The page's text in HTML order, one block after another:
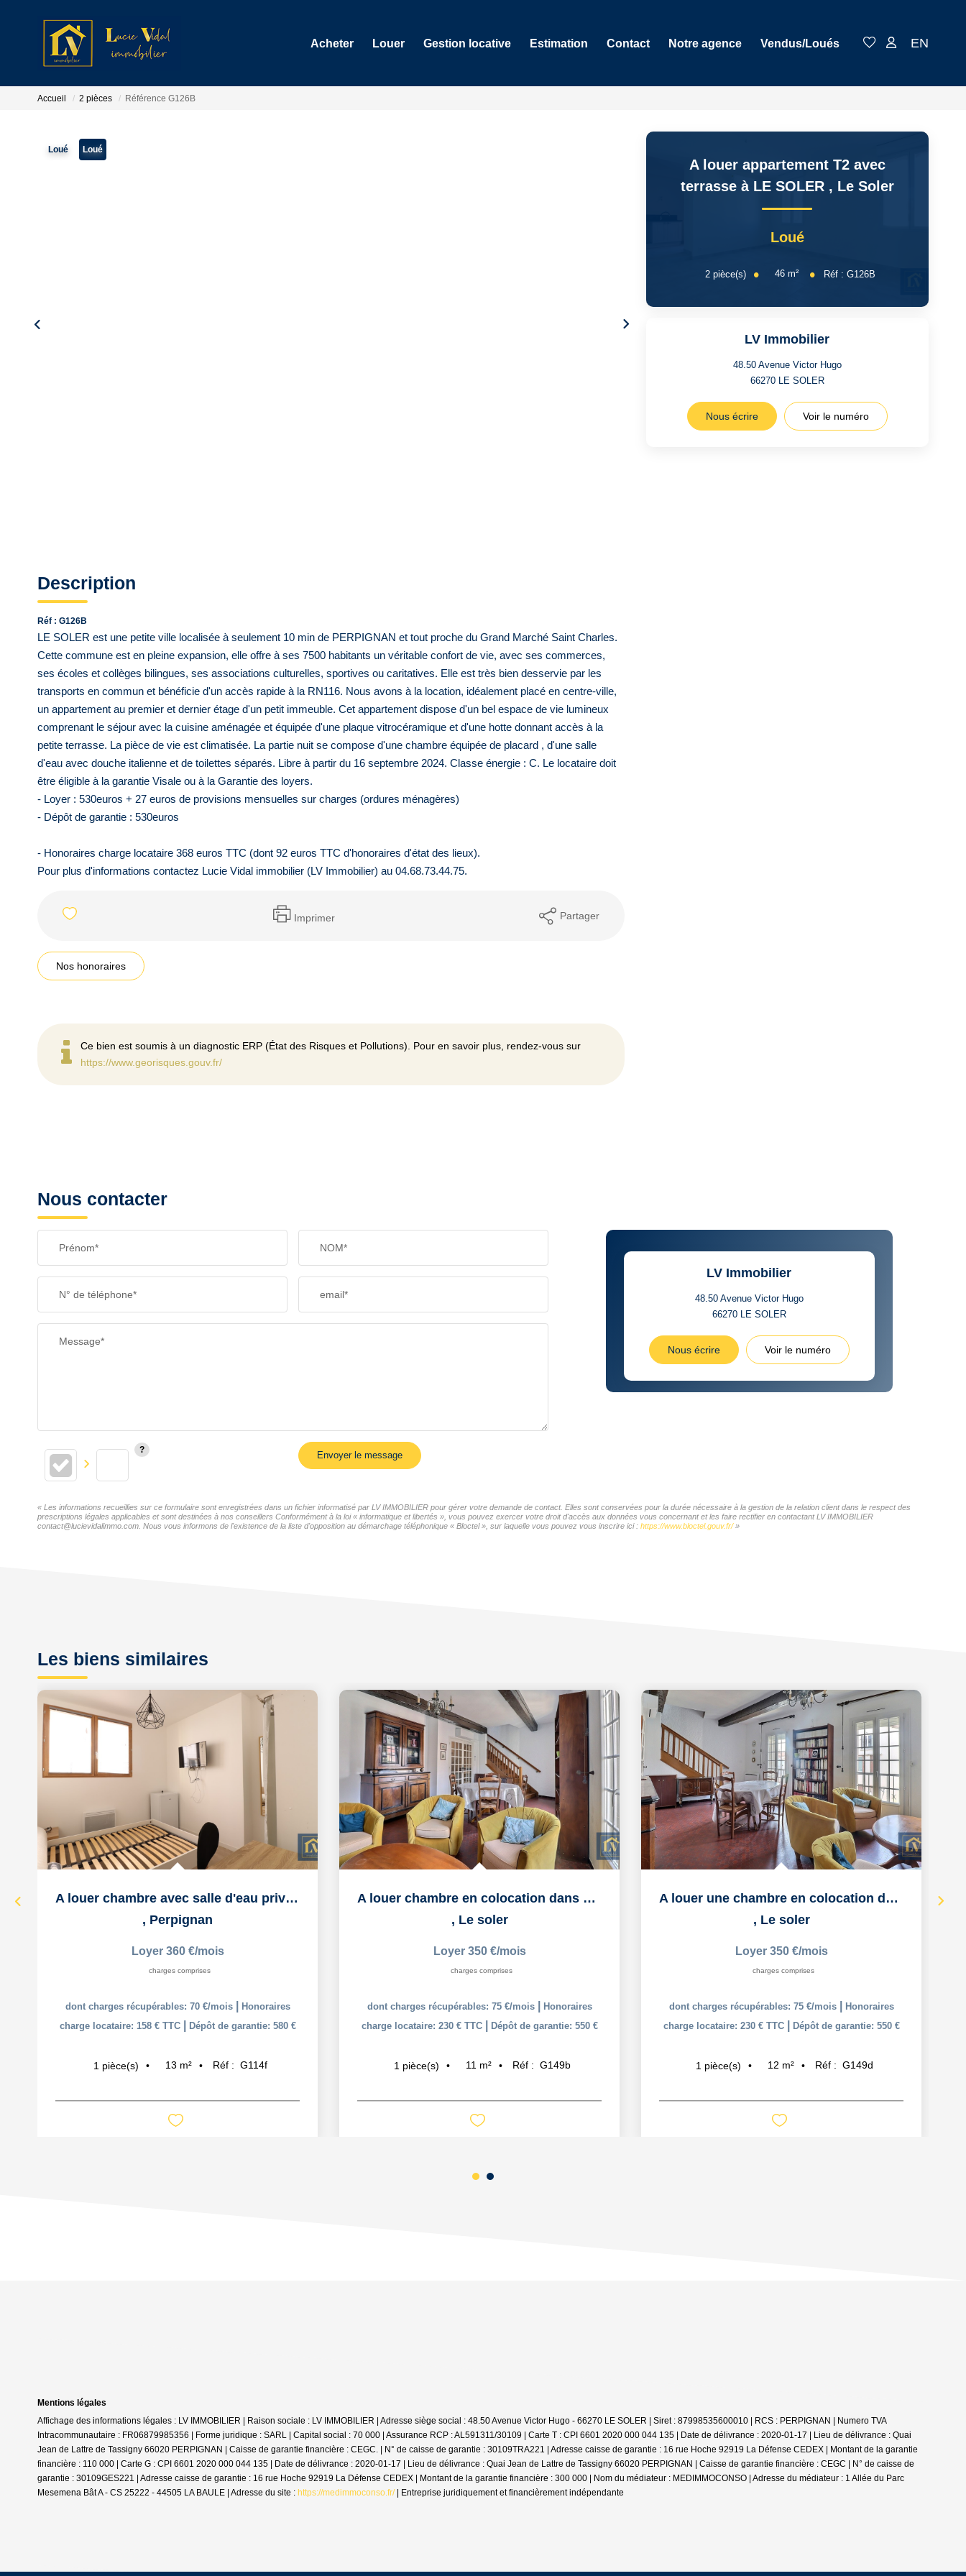
Acheter Louer Gestion locative Estimation Contact Notre agence Vendus/Loués EN
Accueil 2 pièces Référence G126B
Loué Loué
Description
Réf : G126B
LE SOLER est une petite ville localisée à seulement 10 min de PERPIGNAN et tout proche du Grand Marché Saint Charles.
Cette commune est en pleine expansion, elle offre à ses 7500 habitants un véritable confort de vie, avec ses commerces,
ses écoles et collèges bilingues, ses associations culturelles, sportives ou caritatives. Elle est très bien desservie par les
transports en commun et bénéficie d'un accès rapide à la RN116. Nous avons à la location, idéalement placé en centre-ville,
un appartement au premier et dernier étage d'un petit immeuble. Cet appartement dispose d'un bel espace de vie lumineux
comprenant le séjour avec la cuisine aménagée et équipée d'une plaque vitrocéramique et d'une hotte donnant accès à la
petite terrasse. La pièce de vie est climatisée. La partie nuit se compose d'une chambre équipée de placard , d'une salle
d'eau avec douche italienne et de toilettes séparés. Libre à partir du 16 septembre 2024. Classe énergie : C. Le locataire doit
être éligible à la garantie Visale ou à la Garantie des loyers.
- Loyer : 530euros + 27 euros de provisions mensuelles sur charges (ordures ménagères)
- Dépôt de garantie : 530euros
- Honoraires charge locataire 368 euros TTC (dont 92 euros TTC d'honoraires d'état des lieux).
Pour plus d'informations contactez Lucie Vidal immobilier (LV Immobilier) au 04.68.73.44.75.
Imprimer Partager
Nos honoraires
Ce bien est soumis à un diagnostic ERP (État des Risques et Pollutions). Pour en savoir plus, rendez-vous sur
https://www.georisques.gouv.fr/
A louer appartement T2 avec
terrasse à LE SOLER , Le Soler
Loué
2 pièce(s) 46 m² Réf : G126B
LV Immobilier
48.50 Avenue Victor Hugo
66270 LE SOLER
Nous écrire Voir le numéro
Nous contacter
Prénom* NOM*
N° de téléphone* email*
Message*
Envoyer le message
LV Immobilier
48.50 Avenue Victor Hugo
66270 LE SOLER
Nous écrire Voir le numéro
« Les informations recueillies sur ce formulaire sont enregistrées dans un fichier informatisé par LV IMMOBILIER pour gérer votre demande de contact. Elles sont conservées pour la durée nécessaire à la gestion de la relation client dans le respect des
prescriptions légales applicables et sont destinées à nos conseillers Conformément à la loi « informatique et libertés », vous pouvez exercer votre droit d'accès aux données vous concernant et les faire rectifier en contactant LV IMMOBILIER
contact@lucievidalimmo.com. Nous vous informons de l'existence de la liste d'opposition au démarchage téléphonique « Bloctel », sur laquelle vous pouvez vous inscrire ici : https://www.bloctel.gouv.fr/»
Les biens similaires
A louer chambre avec salle d'eau privative de 13m² dans...
, Perpignan
Loyer 360 €/mois
charges comprises
dont charges récupérables: 70 €/mois
Honoraires
charge locataire: 158 € TTC
Dépôt de garantie: 580 €
1 pièce(s) 13 m² Réf : G114f
A louer chambre en colocation dans duplex T5 à LE SOLER
, Le soler
Loyer 350 €/mois
charges comprises
dont charges récupérables: 75 €/mois
Honoraires
charge locataire: 230 € TTC
Dépôt de garantie: 550 €
1 pièce(s) 11 m² Réf : G149b
A louer une chambre en colocation dans appartement duplex...
, Le soler
Loyer 350 €/mois
charges comprises
dont charges récupérables: 75 €/mois
Honoraires
charge locataire: 230 € TTC
Dépôt de garantie: 550 €
1 pièce(s) 12 m² Réf : G149d
Mentions légales
Affichage des informations légales : LV IMMOBILIER | Raison sociale : LV IMMOBILIER | Adresse siège social : 48.50 Avenue Victor Hugo - 66270 LE SOLER | Siret : 87998535600010 | RCS : PERPIGNAN | Numero TVA
Intracommunautaire : FR06879985356 | Forme juridique : SARL | Capital social : 70 000 | Assurance RCP : AL591311/30109 | Carte T : CPI 6601 2020 000 044 135 | Date de délivrance : 2020-01-17 | Lieu de délivrance : Quai
Jean de Lattre de Tassigny 66020 PERPIGNAN | Caisse de garantie financière : CEGC. | N° de caisse de garantie : 30109TRA221 | Adresse caisse de garantie : 16 rue Hoche 92919 La Défense CEDEX | Montant de la garantie
financière : 110 000 | Carte G : CPI 6601 2020 000 044 135 | Date de délivrance : 2020-01-17 | Lieu de délivrance : Quai Jean de Lattre de Tassigny 66020 PERPIGNAN | Caisse de garantie financière : CEGC | N° de caisse de
garantie : 30109GES221 | Adresse caisse de garantie : 16 rue Hoche 92919 La Défense CEDEX | Montant de la garantie financière : 300 000 | Nom du médiateur : MEDIMMOCONSO | Adresse du médiateur : 1 Allée du Parc
Mesemena Bât A - CS 25222 - 44505 LA BAULE | Adresse du site : https://medimmoconso.fr/| Entreprise juridiquement et financièrement indépendante